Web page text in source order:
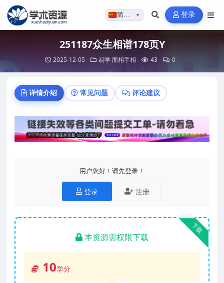
简体…▼ 登录
251187众生相谱178页Y
2025-12-05 易学 面相手相 43 0
详情介绍 常见问题 评论建议
用户您好！请先登录！
登录 注册
下载
本资源需权限下载
10学分